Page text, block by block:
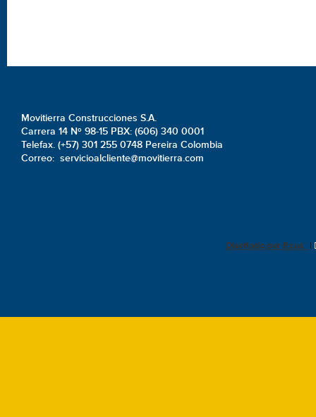
Movitierra Construcciones S.A.
Carrera 14 Nº 98-15 PBX: (606) 340 0001
Telefax. (+57) 301 255 0748 Pereira Colombia
Correo: servicioalcliente@movitierra.com
Diseñado por Exus™ |